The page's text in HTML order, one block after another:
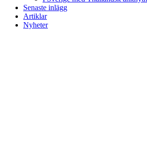
Senaste inlägg
Artiklar
Nyheter